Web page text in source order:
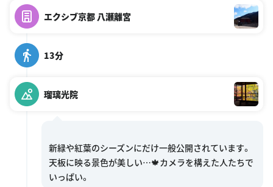
エクシブ京都 八瀬離宮
13分
瑠璃光院
新緑や紅葉のシーズンにだけ一般公開されています。
天板に映る景色が美しい…🍁カメラを構えた人たちで